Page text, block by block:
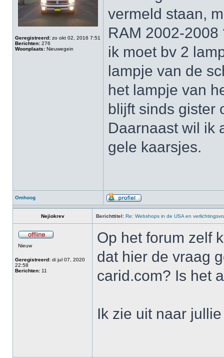
Geregistreerd: zo okt 02, 2016 7:51
Berichten: 276
Woonplaats: Nieuwegein
vermeld staan,
RAM 2002-2008
ik moet bv 2
lampje van de
het lampje van
blijft sinds gister
Daarnaast wil ik
gele kaarsjes.
Omhoog
Nejiokrev Berichttitel: Re: Webshops in de USA en
Nieuw
Geregistreerd: di jul 07, 2020
22:58
Berichten: 11
Op het forum zelf
dat hier de vraag
carid.com? Is het
Ik zie uit naar